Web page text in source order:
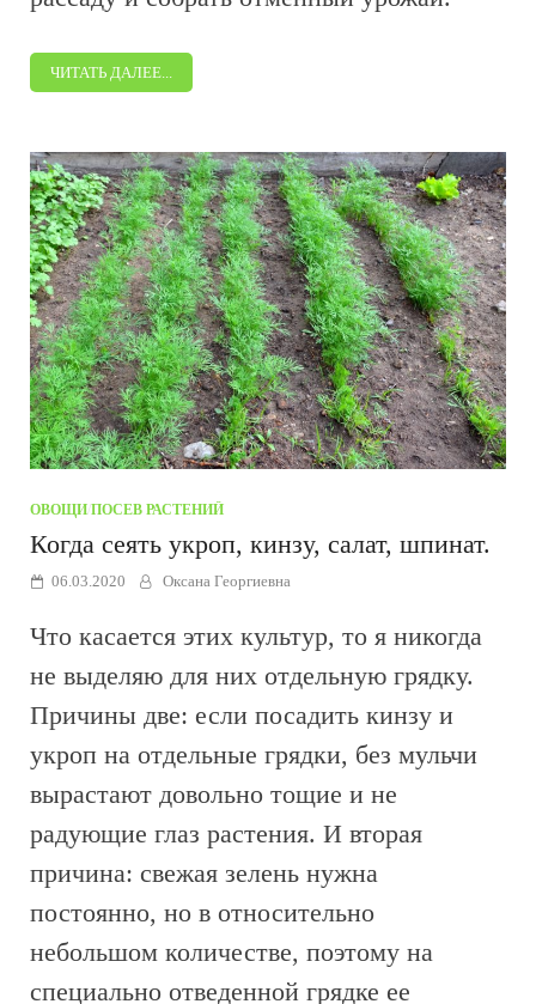
ЧИТАТЬ ДАЛЕЕ...
ОВОЩИ/ПОСЕВ РАСТЕНИЙ
Когда сеять укроп, кинзу, салат, шпинат.
06.03.2020 Оксана Георгиевна
Что касается этих культур, то я никогда
не выделяю для них отдельную грядку.
Причины две: если посадить кинзу и
укроп на отдельные грядки, без мульчи
вырастают довольно тощие и не
радующие глаз растения. И вторая
причина: свежая зелень нужна
постоянно, но в относительно
небольшом количестве, поэтому на
специально отведенной грядке ее